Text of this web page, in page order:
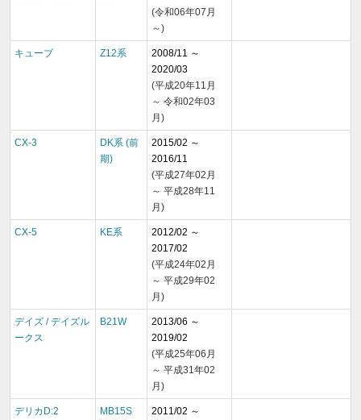
(令和06年07月
～)
キューブ Z12系
2008/11 ～
2020/03
(平成20年11月
～ 令和02年03
月)
CX-3
DK系 (前
期)
2015/02 ～
2016/11
(平成27年02月
～ 平成28年11
月)
CX-5 KE系
2012/02 ～
2017/02
(平成24年02月
～ 平成29年02
月)
デイズ / デイズル
ークス
B21W
2013/06 ～
2019/02
(平成25年06月
～ 平成31年02
月)
デリカD:2
MB15S
2011/02 ～